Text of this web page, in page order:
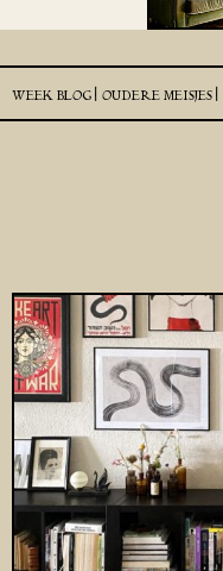
WEEK BLOG | OUDERE MEISJES |